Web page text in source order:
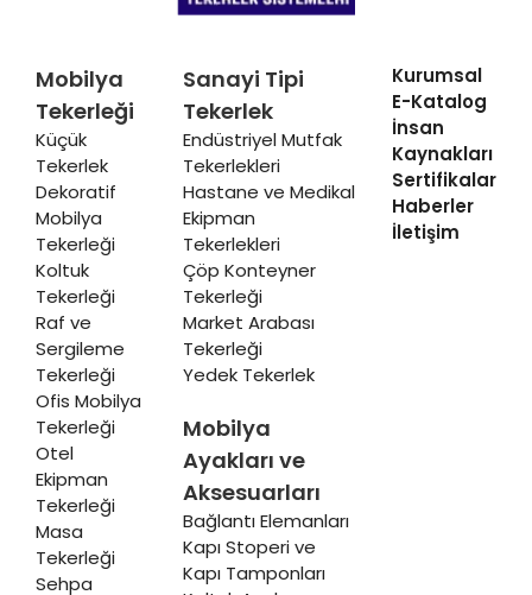
Mobilya
Tekerleği
Küçük
Tekerlek
Dekoratif
Mobilya
Tekerleği
Koltuk
Tekerleği
Raf ve
Sergileme
Tekerleği
Ofis Mobilya
Tekerleği
Otel
Ekipman
Tekerleği
Masa
Tekerleği
Sehpa
Sanayi Tipi
Tekerlek
Endüstriyel Mutfak
Tekerlekleri
Hastane ve Medikal
Ekipman
Tekerlekleri
Çöp Konteyner
Tekerleği
Market Arabası
Tekerleği
Yedek Tekerlek
Mobilya
Ayakları ve
Aksesuarları
Bağlantı Elemanları
Kapı Stoperi ve
Kapı Tamponları
Kurumsal
E-Katalog
İnsan
Kaynakları
Sertifikalar
Haberler
İletişim